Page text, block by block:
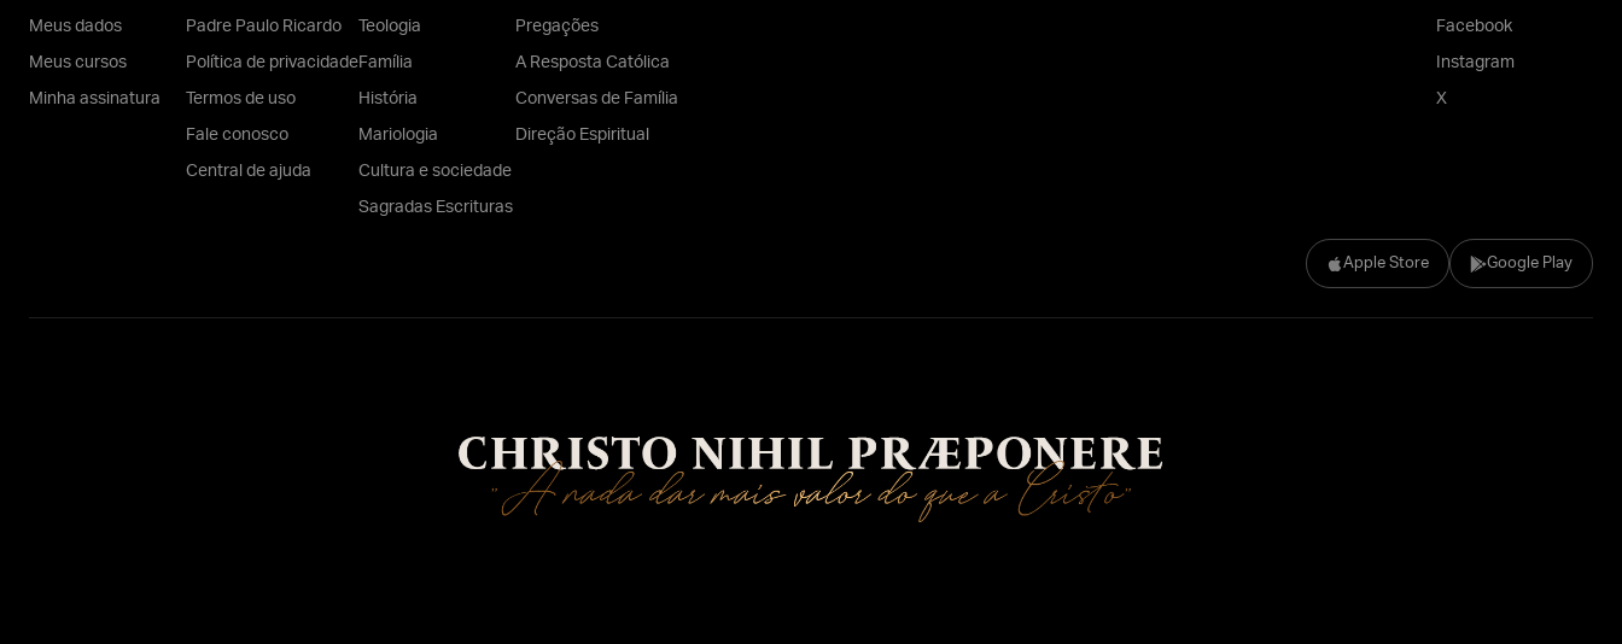
Apple Store Google Play
Meus dados
Meus cursos
Minha assinatura
Padre Paulo Ricardo
Política de privacidade
Termos de uso
Fale conosco
Central de ajuda
Teologia
Família
História
Mariologia
Cultura e sociedade
Sagradas Escrituras
Pregações
A Resposta Católica
Conversas de Família
Direção Espiritual
Facebook
Instagram
X